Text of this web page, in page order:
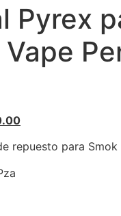
Pyrex
repuesto para Smok